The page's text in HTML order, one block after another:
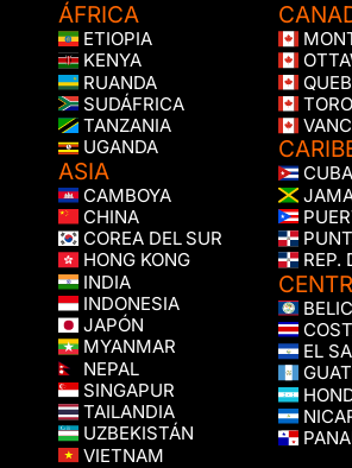
ÁFRICA
ETIOPIA
KENYA
RUANDA
SUDÁFRICA
TANZANIA
UGANDA
ASIA
CAMBOYA
CHINA
COREA DEL SUR
HONG KONG
INDIA
INDONESIA
JAPÓN
MYANMAR
NEPAL
SINGAPUR
TAILANDIA
UZBEKISTÁN
VIETNAM
CUBA
REP.
EL